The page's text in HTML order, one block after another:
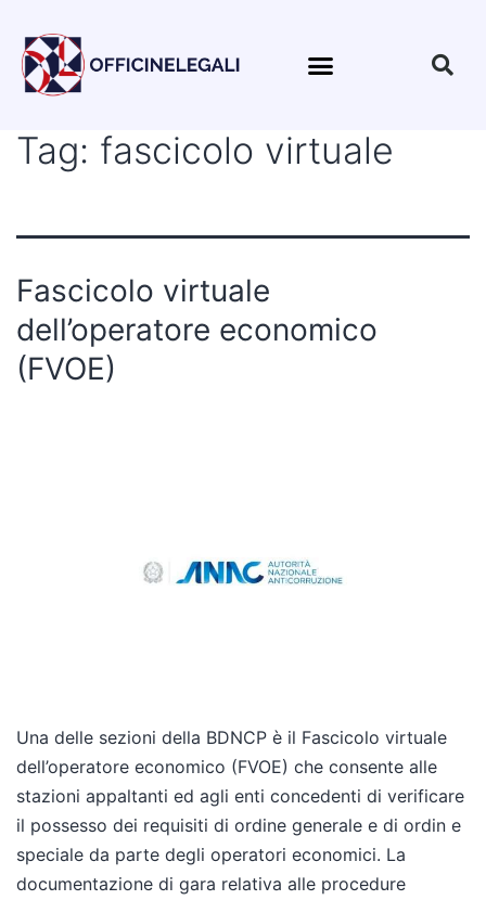
Tag: fascicolo virtuale
Fascicolo virtuale
dell’operatore economico
(FVOE)
Una delle sezioni della BDNCP è il Fascicolo virtuale
dell’operatore economico (FVOE) che consente alle
stazioni appaltanti ed agli enti concedenti di verificare
il possesso dei requisiti di ordine generale e di ordin e
speciale da parte degli operatori economici. La
documentazione di gara relativa alle procedure